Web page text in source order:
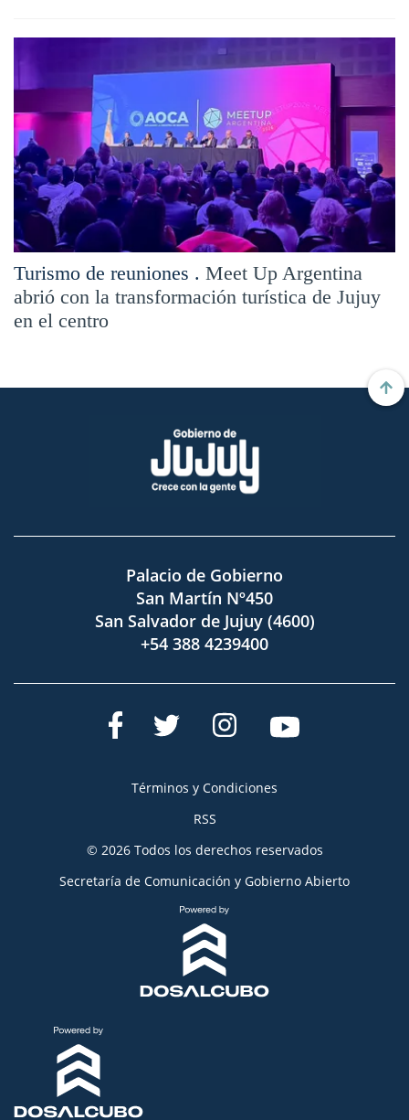
Turismo de reuniones . Meet Up Argentina
abrió con la transformación turística de Jujuy
en el centro
Palacio de Gobierno
San Martín Nº450
San Salvador de Jujuy (4600)
+54 388 4239400
Términos y Condiciones
RSS
© 2026 Todos los derechos reservados
Secretaría de Comunicación y Gobierno Abierto